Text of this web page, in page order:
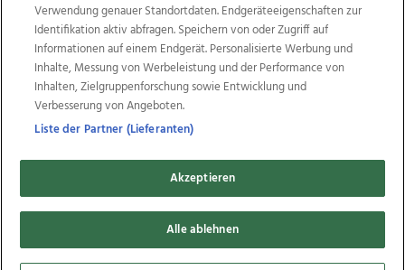
Weitere Angebote des Medienhauses Wimmer
TV1 di-mog-i.at OÖNow
Ischler Woche
Life Radio
OÖNachrichten
OÖN Immobilien
OÖN Karriere
OÖN Reise
Promenaden Galerien
Regionaljobs
wasistlos.at wirtrauern.at
Copyrights © 2026 Tips Zeitungs GmbH & Co KG
developed by
Verwendung genauer Standortdaten. Endgeräteeigenschaften zur
Identifikation aktiv abfragen. Speichern von oder Zugriff auf
Informationen auf einem Endgerät. Personalisierte Werbung und
Inhalte, Messung von Werbeleistung und der Performance von
Inhalten, Zielgruppenforschung sowie Entwicklung und
Verbesserung von Angeboten.
Liste der Partner (Lieferanten)
Akzeptieren
Alle ablehnen